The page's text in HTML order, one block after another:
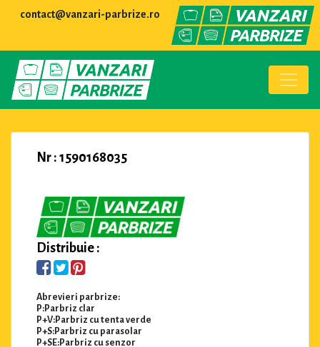
contact@vanzari-parbrize.ro
Nr : 1590168035
Distribuie :
Abrevieri parbrize:
P:Parbriz clar
P+V:Parbriz cu tenta verde
P+S:Parbriz cu parasolar
P+SE:Parbriz cu senzor